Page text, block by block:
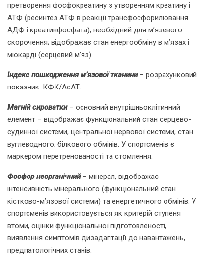
претворення фосфокреатину з утворенням креатину і
АТФ (ресинтез АТФ в реакції трансфосфорилювання
АДФ і креатинфосфата), необхідний для м’язевого
скорочення; відображає стан енергообміну в м’язах і
міокарді (серцевий м’яз).
Індекс пошкодження м’язової тканини– розрахунковий
показник: КФК/АсАТ.
Магній сироватки– основний внутрішньоклітинний
елемент – відображає функціональний стан серцево-
судинної системи, центральної нервової системи, стан
вуглеводного, білкового обмінів. У спортсменів є
маркером перетренованості та стомлення.
Фосфор неорганічний– мінерал, відображає
інтенсивність мінерального (функціональний стан
кістково-м’язової системи) та енергетичного обмінів. У
спортсменів використовується як критерій ступеня
втоми, оцінки функціональної підготовленості,
виявлення симптомів дизадаптації до навантажень,
предпатологічних станів.